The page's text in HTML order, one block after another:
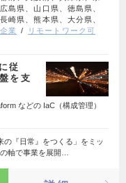
島県、山口県、徳島県、
崎県、熊本県、大分県、
業
リモートワーク可
従
を支
などの IaC（構成管理）
の『日常』をつくる」をミッ
軸で事業を展開…